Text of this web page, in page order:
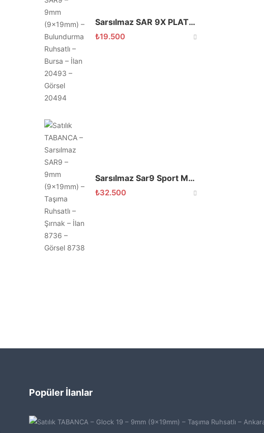
Sarsılmaz SAR 9X PLATINIUM
₺19.500
Sarsılmaz Sar9 Sport Mete Platinum
₺32.500
Popüler İlanlar